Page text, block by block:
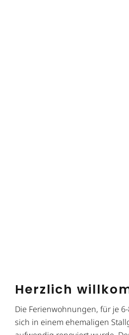
Herzlich
Die Ferienwohnungen, für je
sich in einem ehemaligen